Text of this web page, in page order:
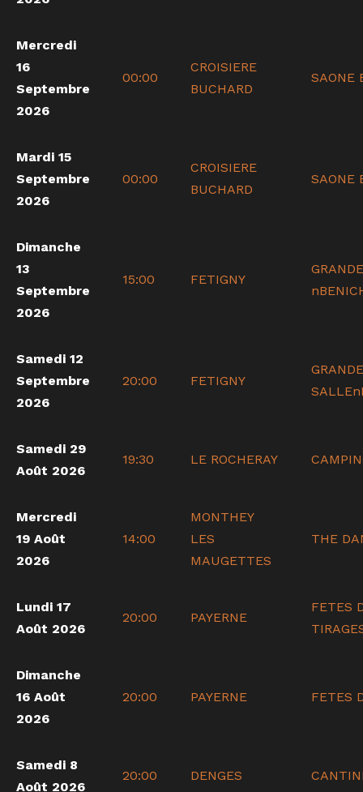
Mercredi
16
Septembre
2026
00:00
CROISIERE
BUCHARD
SAONE
Mardi 15
Septembre
2026
00:00
CROISIERE
BUCHARD
SAONE
Dimanche
13
Septembre
2026
15:00 FETIGNY
Samedi 12
Septembre
2026
20:00 FETIGNY
GRANDE
Samedi 29
Août 2026
19:30 LE ROCHERAY
Mercredi
19 Août
2026
14:00
MONTHEY
LES
MAUGETTES
THE
Lundi 17
Août 2026
20:00 PAYERNE
FETES
Dimanche
16 Août
2026
20:00 PAYERNE FETES
Samedi 8
Août 2026
20:00 DENGES